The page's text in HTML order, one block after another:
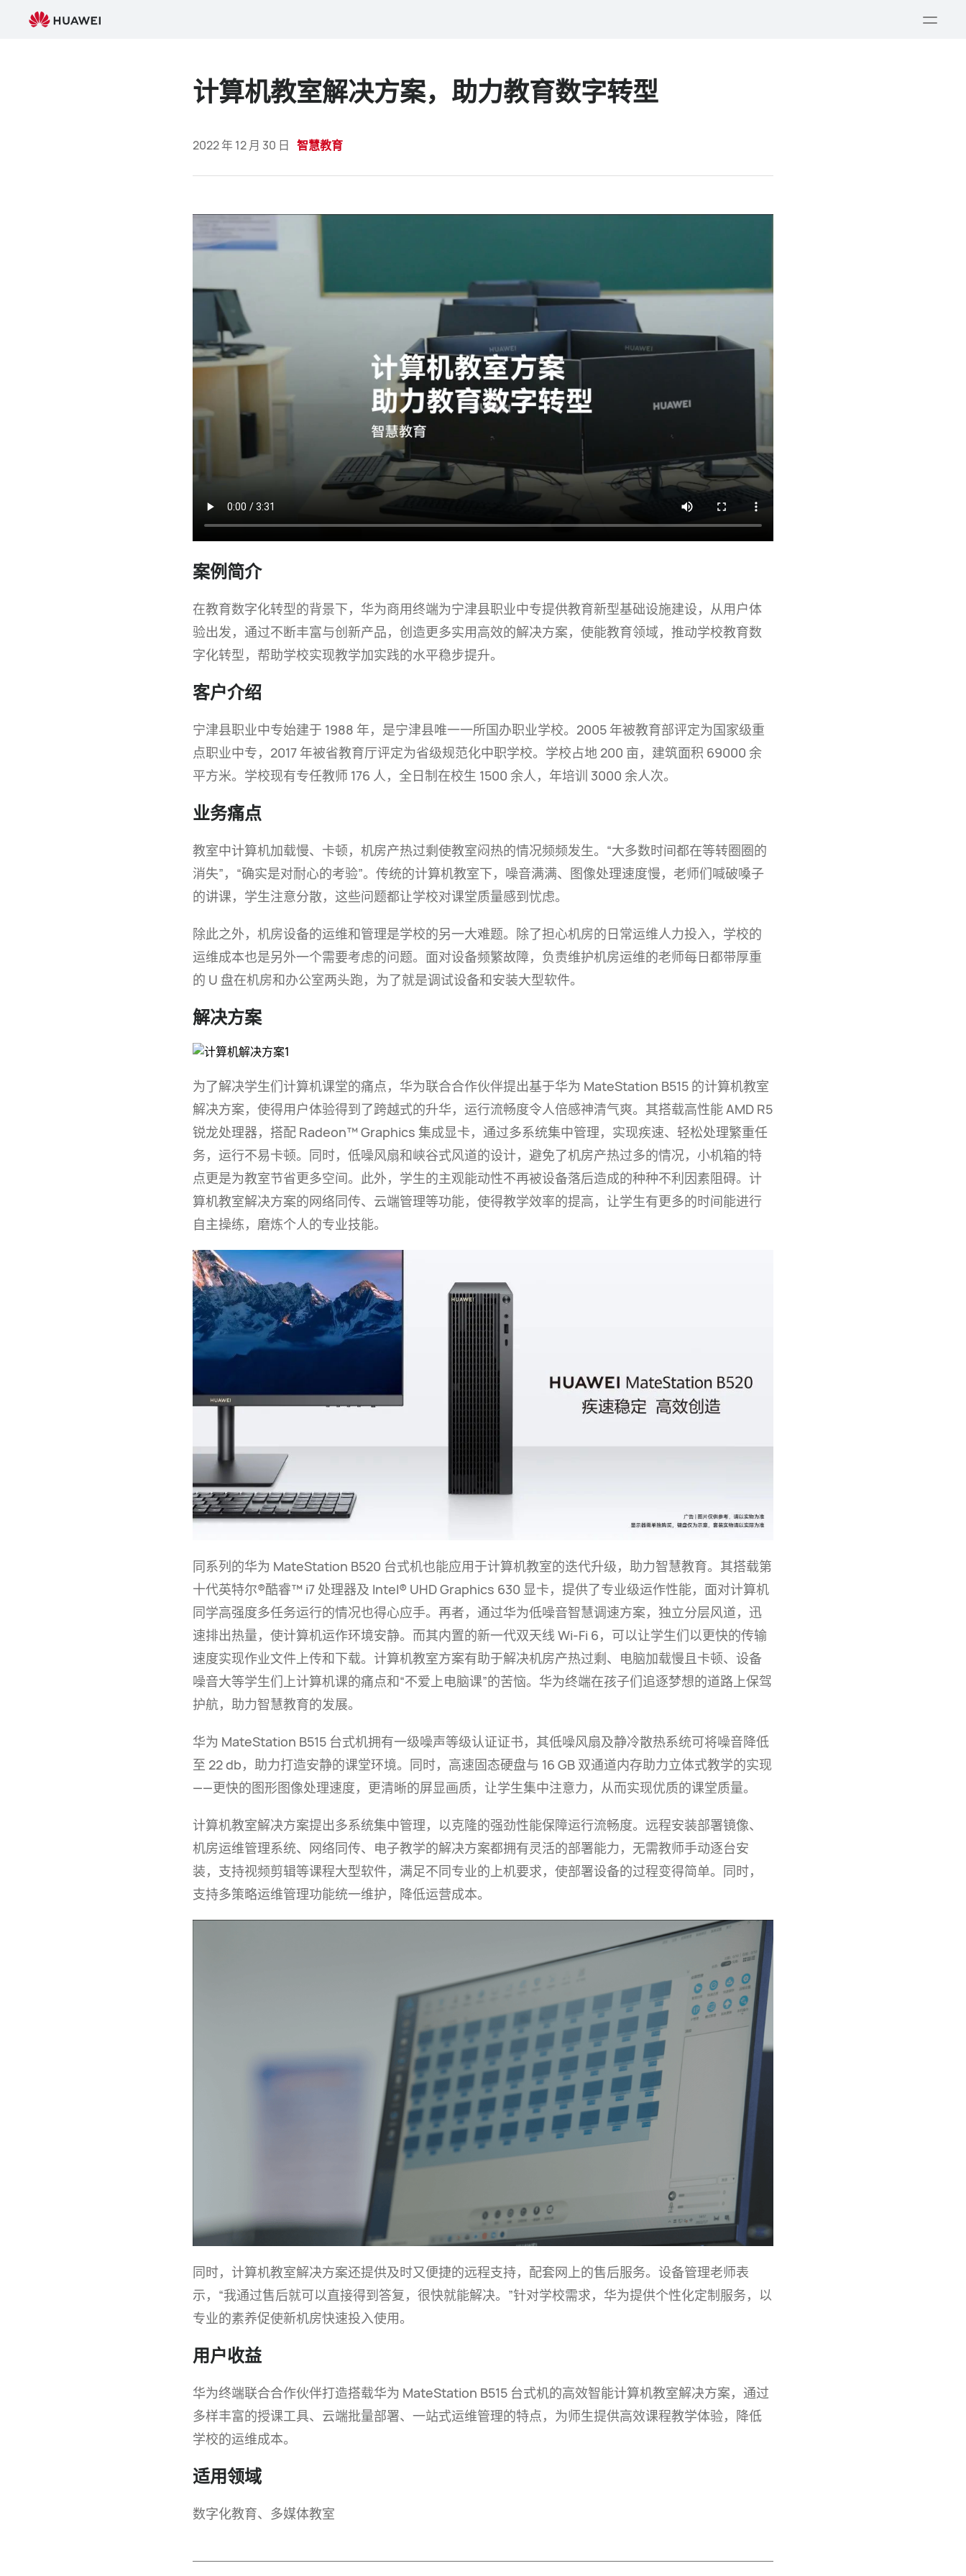
打
计算机教室解决方案，助力教育数字转型
2022 年 12 月 30 日 智慧教育
案例简介
在教育数字化转型的背景下，华为商用终端为宁津县职业中专提供教育新型基础设施建设，从用户体
验出发，通过不断丰富与创新产品，创造更多实用高效的解决方案，使能教育领域，推动学校教育数
字化转型，帮助学校实现教学加实践的水平稳步提升。
客户介绍
宁津县职业中专始建于 1988 年，是宁津县唯一一所国办职业学校。2005 年被教育部评定为国家级重
点职业中专，2017 年被省教育厅评定为省级规范化中职学校。学校占地 200 亩，建筑面积 69000 余
平方米。学校现有专任教师 176 人，全日制在校生 1500 余人，年培训 3000 余人次。
业务痛点
教室中计算机加载慢、卡顿，机房产热过剩使教室闷热的情况频频发生。“大多数时间都在等转圈圈的
消失”，“确实是对耐心的考验”。传统的计算机教室下，噪音满满、图像处理速度慢，老师们喊破嗓子
的讲课，学生注意分散，这些问题都让学校对课堂质量感到忧虑。
除此之外，机房设备的运维和管理是学校的另一大难题。除了担心机房的日常运维人力投入，学校的
运维成本也是另外一个需要考虑的问题。面对设备频繁故障，负责维护机房运维的老师每日都带厚重
的 U 盘在机房和办公室两头跑，为了就是调试设备和安装大型软件。
解决方案
为了解决学生们计算机课堂的痛点，华为联合合作伙伴提出基于华为 MateStation B515 的计算机教室
解决方案，使得用户体验得到了跨越式的升华，运行流畅度令人倍感神清气爽。其搭载高性能 AMD R5
锐龙处理器，搭配 Radeon™ Graphics 集成显卡，通过多系统集中管理，实现疾速、轻松处理繁重任
务，运行不易卡顿。同时，低噪风扇和峡谷式风道的设计，避免了机房产热过多的情况，小机箱的特
点更是为教室节省更多空间。此外，学生的主观能动性不再被设备落后造成的种种不利因素阻碍。计
算机教室解决方案的网络同传、云端管理等功能，使得教学效率的提高，让学生有更多的时间能进行
自主操练，磨炼个人的专业技能。
同系列的华为 MateStation B520 台式机也能应用于计算机教室的迭代升级，助力智慧教育。其搭载第
十代英特尔®酷睿™ i7 处理器及 Intel® UHD Graphics 630 显卡，提供了专业级运作性能，面对计算机
同学高强度多任务运行的情况也得心应手。再者，通过华为低噪音智慧调速方案，独立分层风道，迅
速排出热量，使计算机运作环境安静。而其内置的新一代双天线 Wi-Fi 6，可以让学生们以更快的传输
速度实现作业文件上传和下载。计算机教室方案有助于解决机房产热过剩、电脑加载慢且卡顿、设备
噪音大等学生们上计算机课的痛点和“不爱上电脑课”的苦恼。华为终端在孩子们追逐梦想的道路上保驾
护航，助力智慧教育的发展。
华为 MateStation B515 台式机拥有一级噪声等级认证证书，其低噪风扇及静冷散热系统可将噪音降低
至 22 db，助力打造安静的课堂环境。同时，高速固态硬盘与 16 GB 双通道内存助力立体式教学的实现
——更快的图形图像处理速度，更清晰的屏显画质，让学生集中注意力，从而实现优质的课堂质量。
计算机教室解决方案提出多系统集中管理，以克隆的强劲性能保障运行流畅度。远程安装部署镜像、
机房运维管理系统、网络同传、电子教学的解决方案都拥有灵活的部署能力，无需教师手动逐台安
装，支持视频剪辑等课程大型软件，满足不同专业的上机要求，使部署设备的过程变得简单。同时，
支持多策略运维管理功能统一维护，降低运营成本。
同时，计算机教室解决方案还提供及时又便捷的远程支持，配套网上的售后服务。设备管理老师表
示，“我通过售后就可以直接得到答复，很快就能解决。”针对学校需求，华为提供个性化定制服务，以
专业的素养促使新机房快速投入使用。
用户收益
华为终端联合合作伙伴打造搭载华为 MateStation B515 台式机的高效智能计算机教室解决方案，通过
多样丰富的授课工具、云端批量部署、一站式运维管理的特点，为师生提供高效课程教学体验，降低
学校的运维成本。
适用领域
数字化教育、多媒体教室